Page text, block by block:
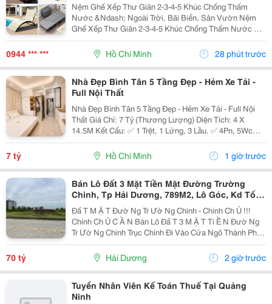
Nệm Ghế Xếp Thư Giãn 2-3-4-5 Khúc Chống Thấm
Nước &Ndash; Ngoài Trời, Bãi Biển, Sân Vườn Nệm
Ghế Xếp Thư Giãn 2-3-4-5 Khúc Chống Thấm Nước Có
Nhiều Mẫu, Kích Thước, Màu Sắc Và Chất Liệu Phù
Hợp Nhu Cầu Lựa Chọn. Sản Phẩm Hoàn Thiện Tỉ Mỉ,
Bền Đẹp,...
0944 *** *** Hồ Chí Minh 28 phút trước
Nhà Đẹp Bình Tân 5 Tầng Đẹp - Hẻm Xe Tải -
Full Nội Thất
Nhà Đẹp Bình Tân 5 Tầng Đẹp - Hẻm Xe Tải - Full Nội
Thất Giá Chỉ: 7 Tỷ (Thương Lượng) Diện Tích: 4 X
14.5M Kết Cấu: ✅ 1 Trệt, 1 Lửng, 3 Lầu. ✅ 4Pn, 5Wc
(Có Thể Bố Trí 6Pn). ✅ Phòng Thờ, Phòng Giặt, Sân
Thượng. Hẻm Xe Tải, Gần Mặt Tiền, Thuận...
7 tỷ Hồ Chí Minh 1 giờ trước
Bán Lô Đất 3 Mặt Tiền Mặt Đường Trường
Chinh, Tp Hải Dương, 789M2, Lô Góc, Kd Tốt,
Vị Trí Đẹp
Đấ T M Ặ T Đườ Ng Tr Ườ Ng Chinh - Chính Ch Ủ !!!
Chính Ch Ủ C Ầ N Bán Lô Đấ T 3 M Ặ T Ti Ề N Đườ Ng
Tr Ườ Ng Chinh Trục Chính Đi Vào Cửa Ngõ Thành Ph Ố
H Ả I D Ươ Ng - Di Ệ N Tích 789M2, Lô Góc 3 M Ặ T Ti Ề
70 tỷ Hải Dương 2 giờ trước
Tuyển Nhân Viên Kế Toán Thuế Tại Quảng
Ninh